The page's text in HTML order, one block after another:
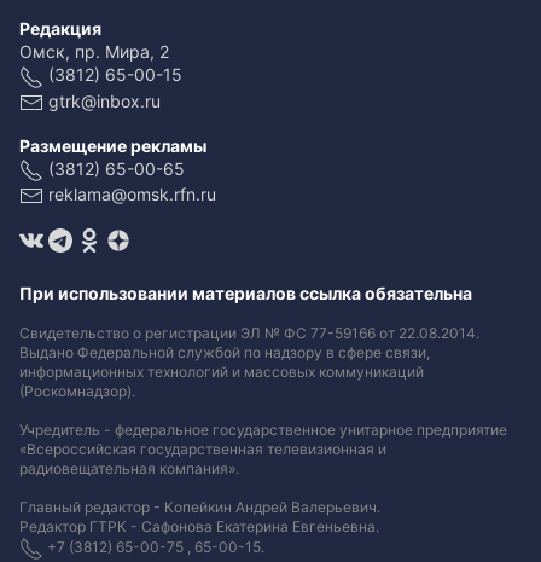
Редакция
Омск, пр. Мира, 2
(3812) 65-00-15
gtrk@inbox.ru
Размещение рекламы
(3812) 65-00-65
reklama@omsk.rfn.ru
При использовании материалов ссылка обязательна
Свидетельство о регистрации ЭЛ № ФС 77-59166 от 22.08.2014.
Выдано Федеральной службой по надзору в сфере связи,
информационных технологий и массовых коммуникаций
(Роскомнадзор).
Учредитель - федеральное государственное унитарное предприятие
«Всероссийская государственная телевизионная и
радиовещательная компания».
Главный редактор - Копейкин Андрей Валерьевич.
Редактор ГТРК - Сафонова Екатерина Евгеньевна.
+7 (3812) 65-00-75 , 65-00-15.